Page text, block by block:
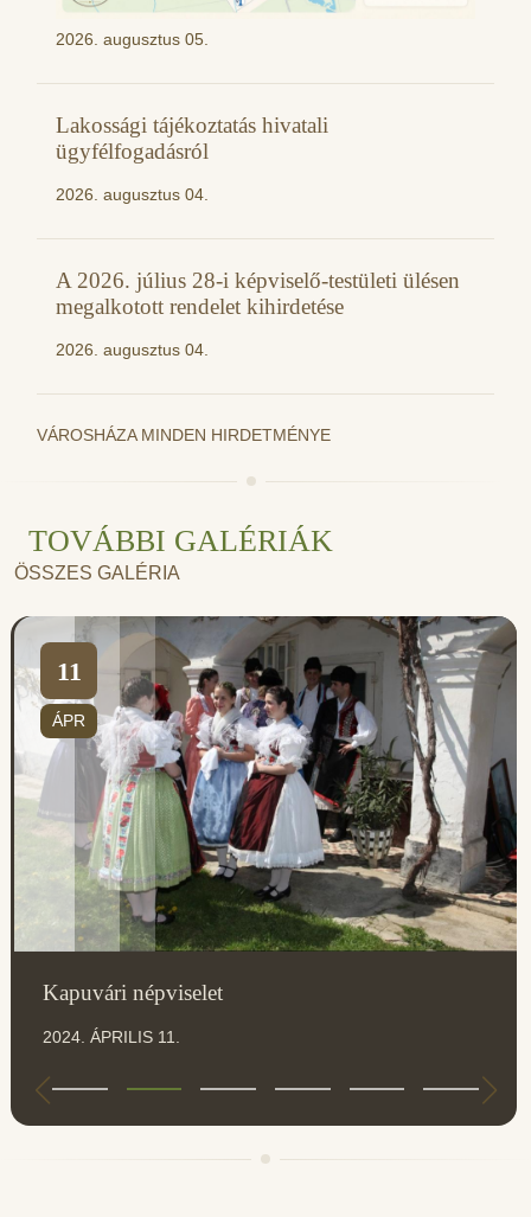
2026. augusztus 05.
Lakossági tájékoztatás hivatali
ügyfélfogadásról
2026. augusztus 04.
A 2026. július 28-i képviselő-testületi ülésen
megalkotott rendelet kihirdetése
2026. augusztus 04.
VÁROSHÁZA MINDEN HIRDETMÉNYE
TOVÁBBI GALÉRIÁK
ÖSSZES GALÉRIA
11
ÁPR
Kapuvári népviselet
2024. ÁPRILIS 11.